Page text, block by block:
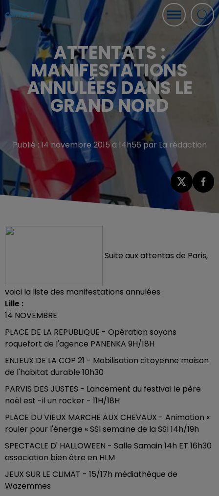
ATTENTATS :
MANIFESTATIONS
ANNULÉES DANS LE
GRAND NORD
Publié : 14 novembre 2015 à 14h56 par La rédaction
Suite aux attentas de Paris,
voici la liste des manifestations annulées.
Lille :
14 NOVEMBRE
PLACE DE LA REPUBLIQUE - Opération soyons
roquefort de l'agence PANENKA 9H/18H
ENJEUX DE LA COP 21 - Mobilisation citoyenne maison
de l'habitat durable 10h30
PARVIS DES JUSTES - Lancement du festival le père
noël est -il un rocker - 11H/18H
PLACE DU VIEUX MARCHE AUX CHEVAUX - Animation «
rouler pour l'énergie « SSI semaine de la SSI 14h/19h
SPECTACLE D' HALLOWEEN - Salle Samain 14h ET 16h30
association bien être en HLM
JEUX SUR LE CLIMAT - 15/17h médiathèque de
Wazemmes